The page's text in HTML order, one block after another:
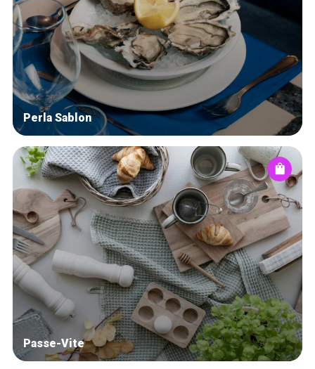
Home
De beste adressen
Blog
Winkelwijken
Tops 10
De ambachtslieden
Over ons
Perla Sablon
Passe-Vite